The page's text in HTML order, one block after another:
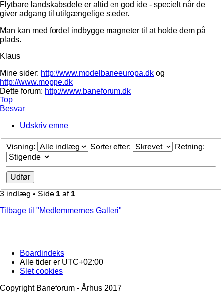
Flytbare landskabsdele er altid en god ide - specielt når de
giver adgang til utilgængelige steder.
Man kan med fordel indbygge magneter til at holde dem på
plads.
Klaus
Mine sider: http://www.modelbaneeuropa.dk og
http://www.moppe.dk
Dette forum: http://www.baneforum.dk
Top
Besvar
Udskriv emne
Visning: Sorter efter: Retning:
3 indlæg • Side 1 af 1
Tilbage til "Medlemmernes Galleri"
Boardindeks
Alle tider er UTC+02:00
Slet cookies
Copyright Baneforum - Århus 2017